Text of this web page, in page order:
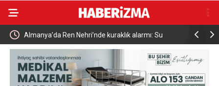
Almanya’da Ren Nehri’nde kuraklık alarmı: Su
seviyesinde tarihi düşüş yaşandı